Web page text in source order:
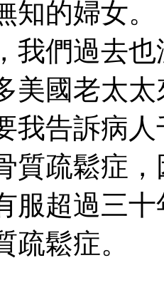
知的婦女
我們過去
美國老太
我告訴病
質疏鬆症
服超過三
疏鬆症。